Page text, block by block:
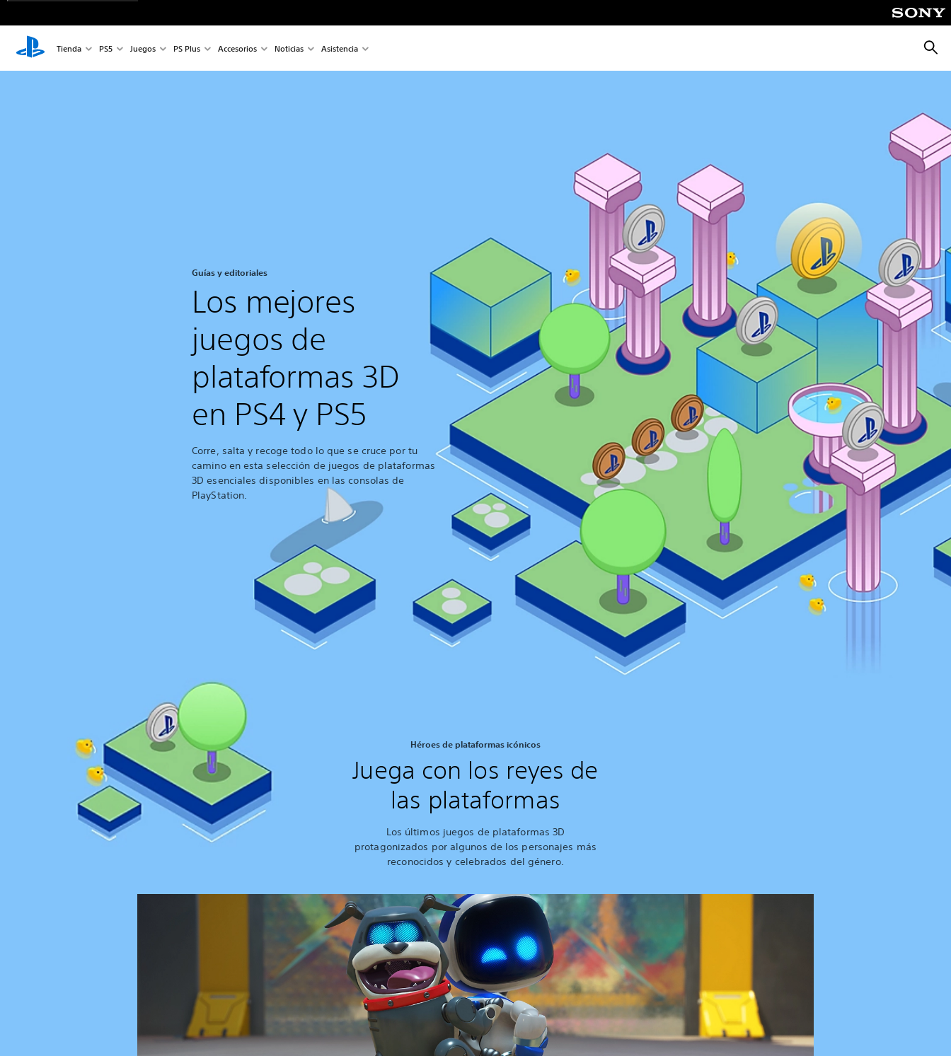
Tienda PS5 Juegos PS Plus Accesorios Noticias Asistencia
Guías y editoriales
Los mejores
juegos de
plataformas 3D
en PS4 y PS5
Corre, salta y recoge todo lo que se cruce por tu
camino en esta selección de juegos de plataformas
3D esenciales disponibles en las consolas de
PlayStation.
Héroes de plataformas icónicos
Juega con los reyes de
las plataformas
Los últimos juegos de plataformas 3D
protagonizados por algunos de los personajes más
reconocidos y celebrados del género.